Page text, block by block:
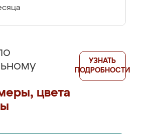
цвета
УЗНАТЬ
ПОДРОБНОСТИ